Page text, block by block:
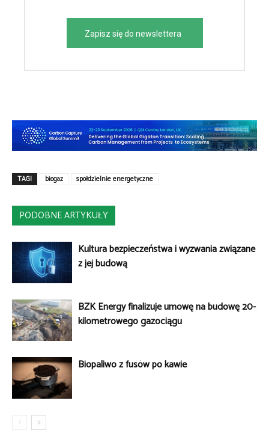
Zapisz się do newslettera
TAGI biogaz spółdzielnie energetyczne
PODOBNE ARTYKUŁY
Kultura bezpieczeństwa i wyzwania związane
z jej budową
BZK Energy finalizuje umowę na budowę 20-
kilometrowego gazociągu
Biopaliwo z fusów po kawie